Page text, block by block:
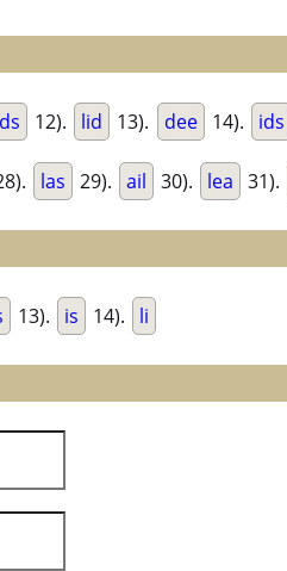
12). lid 13). dee 14). ids
las 29). ail 30). lea 31).
13). is 14). li